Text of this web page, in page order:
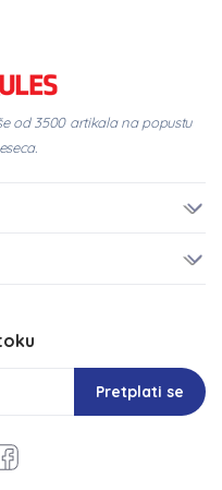
od 3500 artikala na popustu
Pretplati se